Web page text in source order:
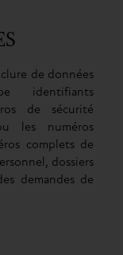
de données
identifiants
de sécurité
les numéros
complets de
dossiers
demandes de